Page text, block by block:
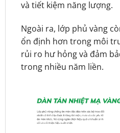
và tiết kiệm năng lượng.
Ngoài ra, lớp phủ vàng
ổn định hơn trong môi
rủi ro hư hỏng và đảm
trong nhiều năm liền.